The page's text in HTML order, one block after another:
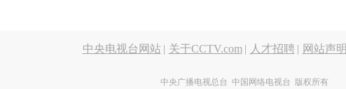
中央电视台网站 | 关于CCTV.com | 人才招聘 | 网站声明
中央广播电视总台 中国网络电视台 版权所有